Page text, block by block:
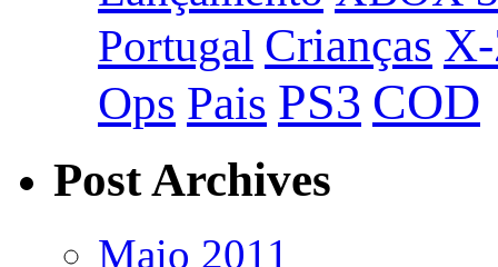
Portugal Crianças
Ops Pais PS3 COD
Post Archives
Maio 2011